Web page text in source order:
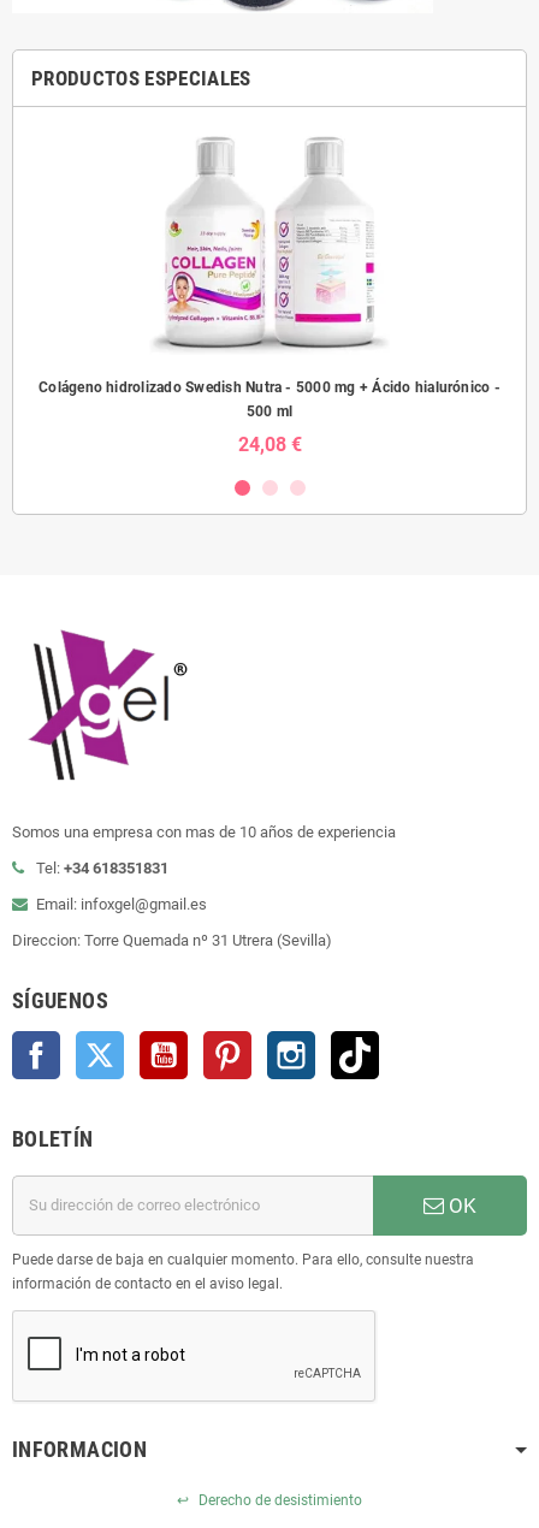
PRODUCTOS ESPECIALES
Colágeno hidrolizado Swedish Nutra - 5000 mg + Ácido hialurónico -
500 ml
24,08 €
Somos una empresa con mas de 10 años de experiencia
Tel: +34 618351831
Email: infoxgel@gmail.es
Direccion: Torre Quemada nº 31 Utrera (Sevilla)
SÍGUENOS
Facebook Twitter YouTube Pinterest Instagram
BOLETÍN
OK
Puede darse de baja en cualquier momento. Para ello, consulte nuestra
información de contacto en el aviso legal.
INFORMACION
↩ Derecho de desistimiento